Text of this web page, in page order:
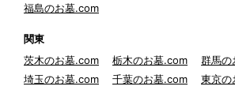
福島のお墓.com
関東
茨木のお墓.com
栃木のお墓.com
群馬の
埼玉のお墓.com
千葉のお墓.com
東京の